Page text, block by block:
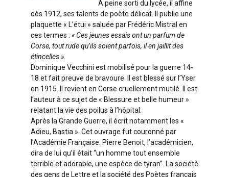
A peine sorti du lycée, il affine
dès 1912, ses talents de poète délicat. Il publie une
plaquette « L’étui » saluée par Frédéric Mistral en
ces termes : « Ces jeunes essais ont un parfum de
Corse, tout rude qu’ils soient parfois, il en jaillit des
étincelles ».
Dominique Vecchini est mobilisé pour la guerre 14-
18 et fait preuve de bravoure. Il est blessé sur l’Yser
en 1915. Il revient en Corse cruellement mutilé. Il est
l’auteur à ce sujet de « Blessure et belle humeur »
relatant la vie des poilus à l’hôpital.
Après la Grande Guerre, il écrit notamment les «
Adieu, Bastia ». Cet ouvrage fut couronné par
l’Académie Française. Pierre Benoit, l’académicien,
dira de lui qu’il était “un homme tout ensemble
terrible et adorable, une espèce de tyran”. La société
des gens de Lettre et la société des Poètes français